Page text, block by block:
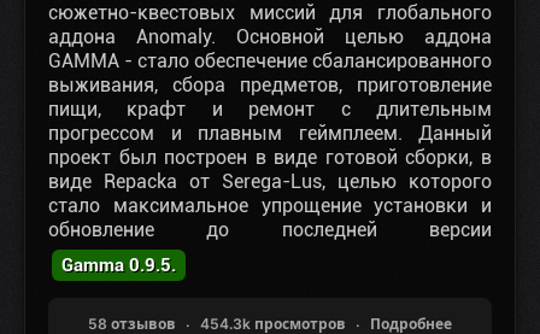
сюжетно-квестовых миссий для глобального
аддона Anomaly. Основной целью аддона
GAMMA - стало обеспечение сбалансированного
выживания, сбора предметов, приготовление
пищи, крафт и ремонт с длительным
прогрессом и плавным геймплеем. Данный
проект был построен в виде готовой сборки, в
виде Repackа от Serega-Lus, целью которого
стало максимальное упрощение установки и
обновление до последней версии
Gamma 0.9.5.
58 отзывов 454.3k просмотров Подробнее